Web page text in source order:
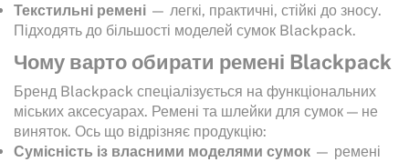
Текстильні ремені — легкі, практичні, стійкі до зносу.
Підходять до більшості моделей сумок Blackpack.
Чому варто обирати ремені Blackpack
Бренд Blackpack спеціалізується на функціональних
міських аксесуарах. Ремені та шлейки для сумок — не
виняток. Ось що відрізняє продукцію:
Сумісність із власними моделями сумок — ремені